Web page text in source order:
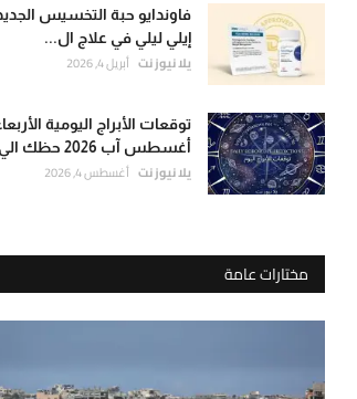
فاوندايو حبة التخسيس
إيلي ليلي في علاج ال...
يلا نيوز نت أبريل 4, 2026
أغسطس آب 2026 حظك الي...
يلا نيوز نت أغسطس 4, 2026
مختارات عامة